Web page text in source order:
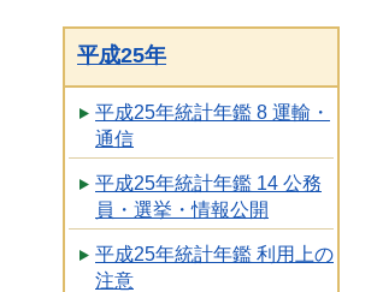
平成25年
平成25年統計年鑑 8 運輸・
通信
平成25年統計年鑑 14 公務
員・選挙・情報公開
平成25年統計年鑑 利用上の
注意